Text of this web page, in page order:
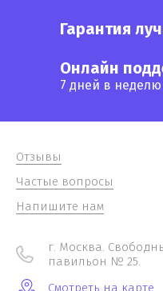
Гарантия
Онлайн
7 дней в неделю
Отзывы
Частые вопросы
Напишите нам
г. Москва.
павильон № 25.
Смотреть на карте